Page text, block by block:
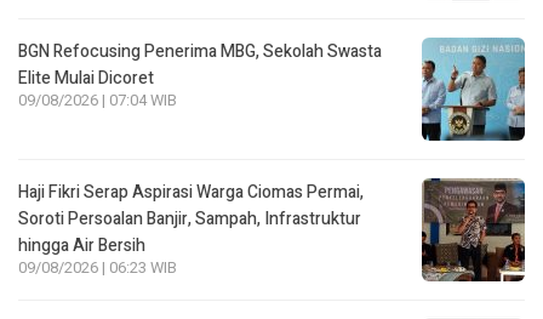
BGN Refocusing Penerima MBG, Sekolah Swasta
Elite Mulai Dicoret
09/08/2026 | 07:04 WIB
Haji Fikri Serap Aspirasi Warga Ciomas Permai,
Soroti Persoalan Banjir, Sampah, Infrastruktur
hingga Air Bersih
09/08/2026 | 06:23 WIB